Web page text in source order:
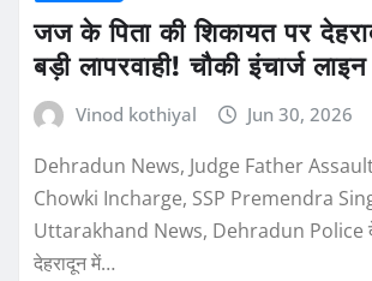
जज के पिता की शिकायत पर
बड़ी लापरवाही! चौकी इंचार्ज
Vinod kothiyal Jun 30, 2026
Dehradun News, Judge Father
Chowki Incharge, SSP Premendra
Uttarakhand News, Dehradun Police
देहरादून में…